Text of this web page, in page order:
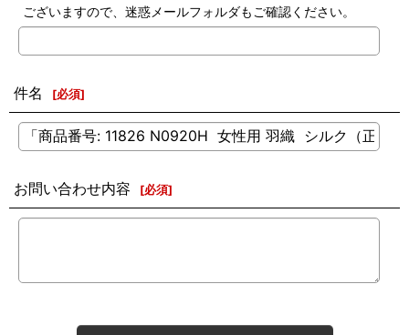
ございますので、迷惑メールフォルダもご確認ください。
件名 [必須]
お問い合わせ内容 [必須]